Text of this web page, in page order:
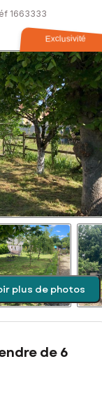
1663333
Exclusivité
plus de photos
de 6